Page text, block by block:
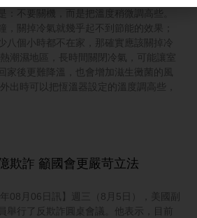
：不要關機，而是把溫度稍微調高些。
，關掉冷氣就幾乎起不到節能的效果；
八個小時都不在家，那確實應該關掉冷
潮濕地區，長時間關閉冷氣，可能讓室
家後更難降溫，也會增加滋生黴菌的風
出時可以把恆溫器設定的溫度調高些，
欺詐 籲國會更嚴苛立法
08月06日訊】週三（8月5日），美國副
舉行了反欺詐圓桌會議。他表示，目前